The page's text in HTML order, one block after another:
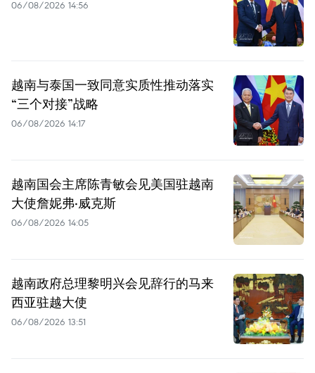
06/08/2026 14:56
越南与泰国一致同意实质性推动落实
“三个对接”战略
06/08/2026 14:17
越南国会主席陈青敏会见美国驻越南
大使詹妮弗·威克斯
06/08/2026 14:05
越南政府总理黎明兴会见辞行的马来
西亚驻越大使
06/08/2026 13:51